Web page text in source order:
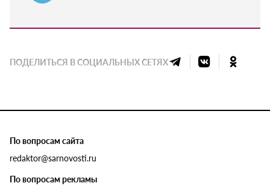
ПОДЕЛИТЬСЯ В СОЦИАЛЬНЫХ СЕТЯХ
По вопросам сайта
redaktor@sarnovosti.ru
По вопросам рекламы